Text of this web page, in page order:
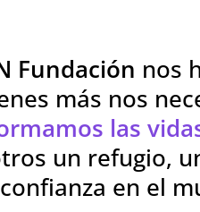
Fundación nos
más nos
las
un refugio,
en el